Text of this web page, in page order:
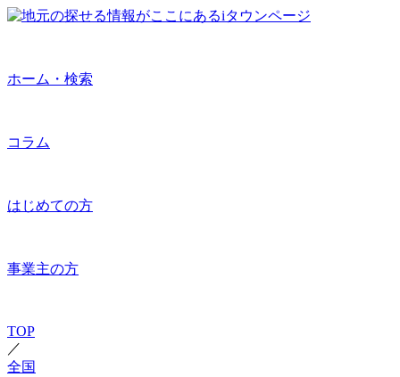
ホーム・検索
コラム
はじめての方
事業主の方
TOP
／
全国